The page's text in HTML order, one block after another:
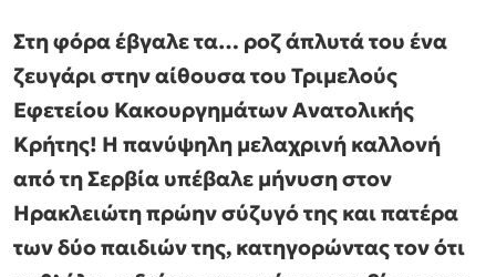
Στη φόρα έβγαλε τα… ροζ άπλυτά του ένα
ζευγάρι στην αίθουσα του Τριμελούς
Εφετείου Κακουργημάτων Ανατολικής
Κρήτης! Η πανύψηλη μελαχρινή καλλονή
από τη Σερβία υπέβαλε μήνυση στον
Ηρακλειώτη πρώην σύζυγό της και πατέρα
των δύο παιδιών της, κατηγορώντας τον ότι